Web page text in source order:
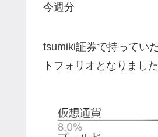
今週分
tsumiki証券で持ってい
トフォリオとなりました